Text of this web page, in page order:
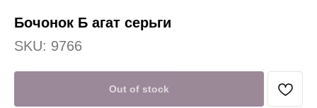
Бочонок Б агат серьги
SKU: 9766
Out of stock